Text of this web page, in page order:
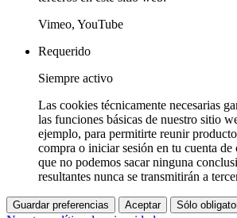
Vimeo, YouTube
Requerido
Siempre activo
Las cookies técnicamente necesarias
las funciones básicas de nuestro sitio
ejemplo, para permitirte reunir
compra o iniciar sesión en tu cuenta
que no podemos sacar ninguna
resultantes nunca se transmitirán a
Guardar preferencias Aceptar Sólo